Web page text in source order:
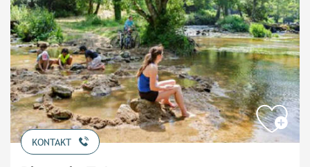
KONTAKT